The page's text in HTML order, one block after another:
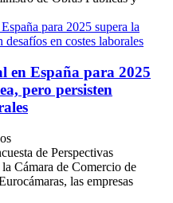
en España para 2025
pero persisten
de Perspectivas
Cámara de Comercio de
las empresas